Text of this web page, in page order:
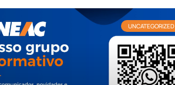
UNCATEGORIZED